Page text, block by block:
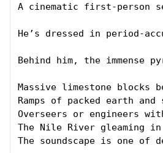
A cinematic first-person
He’s dressed in period-
Behind him, the immense
Massive limestone blocks
Ramps of packed earth
Overseers or engineers
The Nile River gleaming
The soundscape is one of